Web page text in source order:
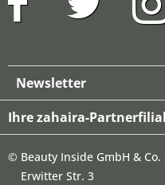
Newsletter
Ihre zahaira-
© Beauty Inside GmbH & Co.
Erwitter Str. 3